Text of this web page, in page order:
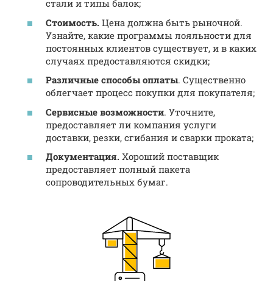
стали и типы балок;
Стоимость. Цена должна быть рыночной.
Узнайте, какие программы лояльности для
постоянных клиентов существует, и в каких
случаях предоставляются скидки;
Различные способы оплаты. Существенно
облегчает процесс покупки для покупателя;
Сервисные возможности. Уточните,
предоставляет ли компания услуги
доставки, резки, сгибания и сварки проката;
Документация. Хороший поставщик
предоставляет полный пакета
сопроводительных бумаг.